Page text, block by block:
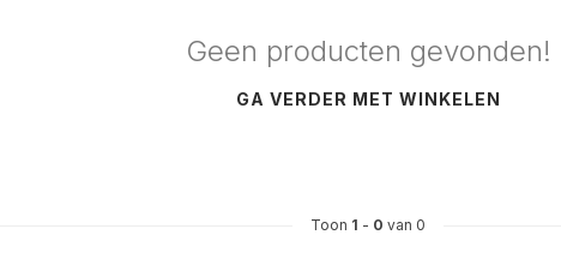
Geen producten gevonden!
GA VERDER MET WINKELEN
Toon 1 - 0 van 0